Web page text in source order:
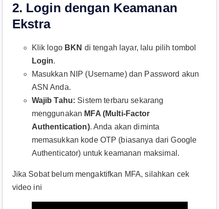
2. Login dengan Keamanan
Ekstra
Klik logo BKN di tengah layar, lalu pilih tombol
Login.
Masukkan NIP (Username) dan Password akun
ASN Anda.
Wajib Tahu: Sistem terbaru sekarang
menggunakan MFA (Multi-Factor
Authentication). Anda akan diminta
memasukkan kode OTP (biasanya dari Google
Authenticator) untuk keamanan maksimal.
Jika Sobat belum mengaktifkan MFA, silahkan cek
video ini